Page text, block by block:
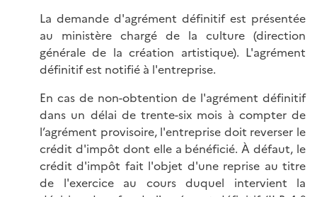
La demande d'agrément définitif est présentée
au ministère chargé de la culture (direction
générale de la création artistique). L'agrément
définitif est notifié à l'entreprise.
En cas de non-obtention de l'agrément définitif
dans un délai de trente-six mois à compter de
l’agrément provisoire, l'entreprise doit reverser le
crédit d'impôt dont elle a bénéficié. À défaut, le
crédit d'impôt fait l'objet d'une reprise au titre
de l'exercice au cours duquel intervient la